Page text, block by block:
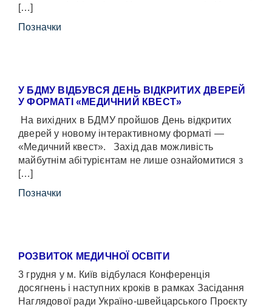
[…]
Позначки
У БДМУ ВІДБУВСЯ ДЕНЬ ВІДКРИТИХ ДВЕРЕЙ
У ФОРМАТІ «МЕДИЧНИЙ КВЕСТ»
На вихідних в БДМУ пройшов День відкритих
дверей у новому інтерактивному форматі —
«Медичний квест». Захід дав можливість
майбутнім абітурієнтам не лише ознайомитися з
[…]
Позначки
РОЗВИТОК МЕДИЧНОЇ ОСВІТИ
3 грудня у м. Київ відбулася Конференція
досягнень і наступних кроків в рамках Засідання
Наглядової ради Україно-швейцарського Проєкту